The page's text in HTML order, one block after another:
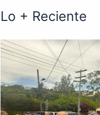
Lo + Reciente